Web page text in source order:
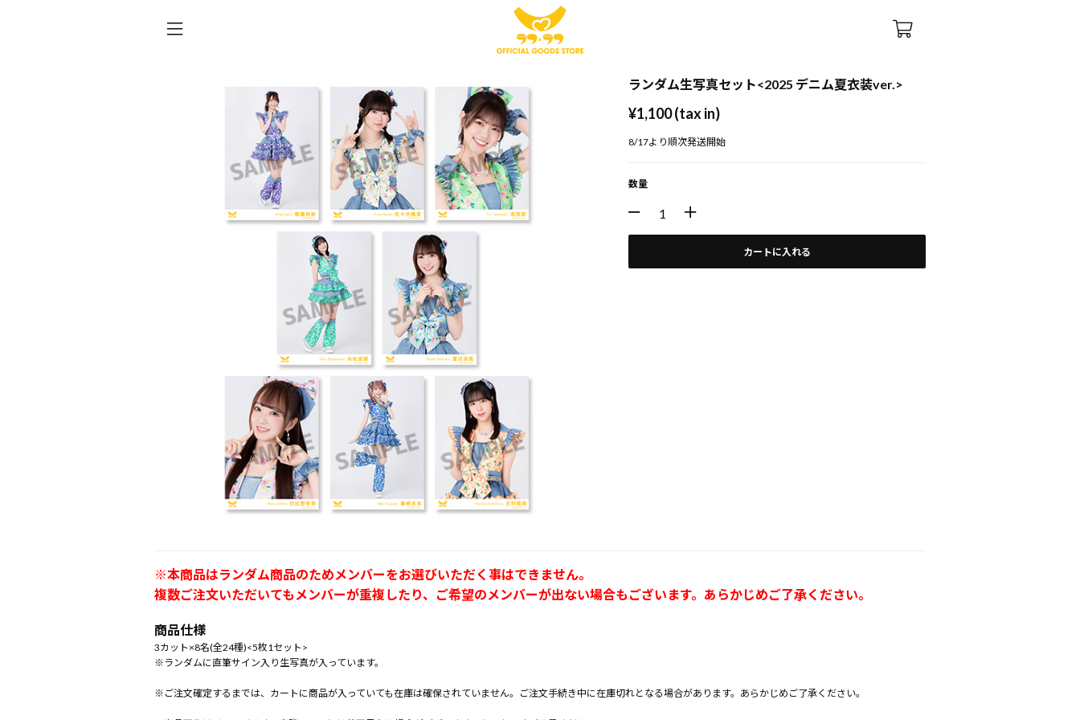
ランダム生写真セット<2025 デニム夏衣装ver.>
¥1,100 (tax in)
8/17より順次発送開始
数量
カートに入れる
※本商品はランダム商品のためメンバーをお選びいただく事はできません。
複数ご注文いただいてもメンバーが重複したり、ご希望のメンバーが出ない場合もございます。あらかじめご了承ください。
商品仕様
3カット×8名(全24種)<5枚1セット>
※ランダムに直筆サイン入り生写真が入っています。
※ご注文確定するまでは、カートに商品が入っていても在庫は確保されていません。ご注文手続き中に在庫切れとなる場合があります。あらかじめご了承ください。